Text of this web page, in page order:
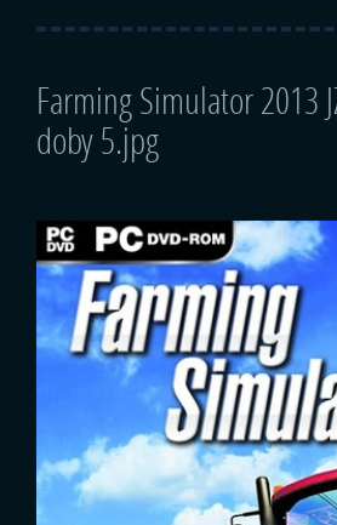
Farming Simulator 2013
doby 5.jpg